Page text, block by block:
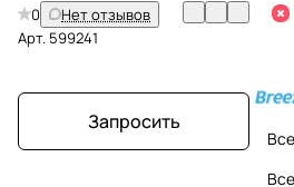
0
Нет отзывов
Арт. 599241
Запросить